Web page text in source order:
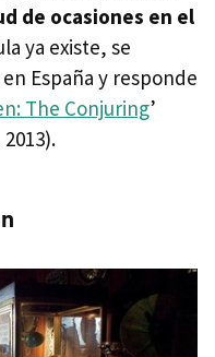
de ocasiones en el
ya existe, se
España y responde
The Conjuring’